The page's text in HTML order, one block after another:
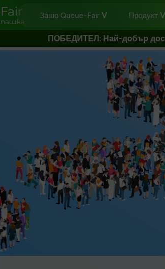
Защо Queue-Fair Продукт
ПОБЕДИТЕЛ: Най-добър